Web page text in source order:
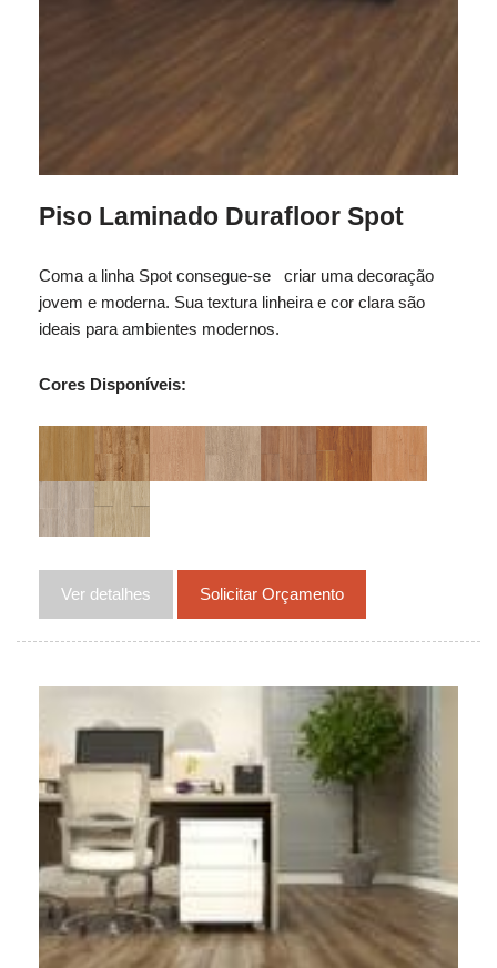
Piso Laminado Durafloor Spot
Coma a linha Spot consegue-se criar uma decoração
jovem e moderna. Sua textura linheira e cor clara são
ideais para ambientes modernos.
Cores Disponíveis:
Ver detalhes Solicitar Orçamento